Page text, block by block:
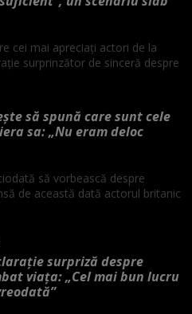
cei mai apreciați actori de la
surprinzător de sinceră despre
să spună care sunt cele
sa: „Nu eram deloc
să vorbească despre
de această dată actorul britanic
surpriză despre
viața: „Cel mai bun lucru